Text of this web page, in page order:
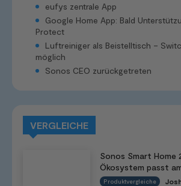
eufys zentrale App
Google Home App: Bald
Protect
Luftreiniger als Beistelltisch –
möglich
Sonos CEO zurückgetreten
VERGLEICHE
Sonos Smart Home
Ökosystem passt
Produktvergleiche